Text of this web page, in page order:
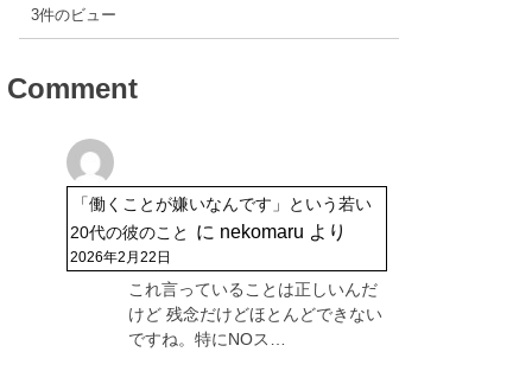
3件のビュー
Comment
「働くことが嫌いなんです」という若い
20代の彼のこと
に nekomaru より
2026年2月22日
これ言っていることは正しいんだ
けど 残念だけどほとんどできない
ですね。特にNOス…